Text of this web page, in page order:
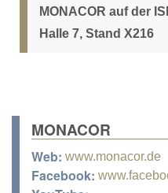
MONACOR auf der
Halle 7, Stand X216
MONACOR
Web: www.monacor.de
Facebook: